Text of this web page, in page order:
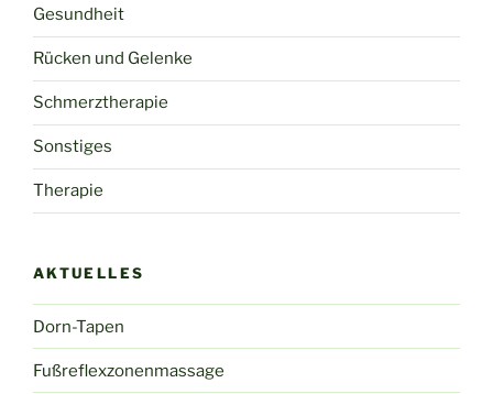
Gesundheit
Rücken und Gelenke
Schmerztherapie
Sonstiges
Therapie
AKTUELLES
Dorn-Tapen
Fußreflexzonenmassage